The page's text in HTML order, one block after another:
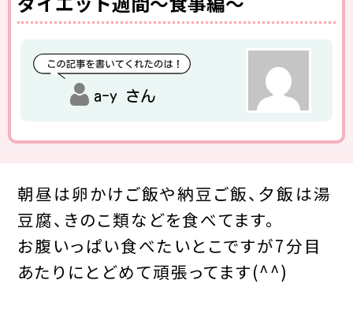
a-y さん
朝昼は卵かけご飯や納豆ご飯、夕飯は湯
豆腐、きのこ類などを食べてます。
お腹いっぱい食べたいとこですが7分目
あたりにとどめて頑張ってます(^^)